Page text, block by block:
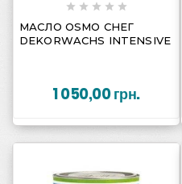
  
    
МАСЛО OSMO СНЕГ
DEKORWACHS INTENSIVE
1 050,00 грн.